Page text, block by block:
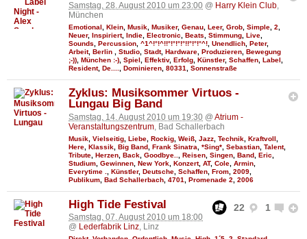
Samstag, 28. August 2010 um 23:00 @ Harry Klein Club,
München
Emotional Klein Musik Musiker, Genau Leer, Grob Simple 2
Neuer, Inspiriert, Indie Electronic Beats Stimmung Live
Sounds
Percussion ^1^!°!^!!°!°!°!°!!°!°!°^! Unendlich Peter,
Arbeit, Berlin Studio Stadt, Hardware Produzieren Bewegung
;-)) München :-) Spiel Effektiv, Erfolg Künstler, Schaffen Label
Resident, De.... Dominieren 80331 Sonnenstraße
Zyklus: Musiksommer Virtuos -
Lungau Big Band
Samstag, 14. August 2010 um 19:30 @ Atrium -
Veranstaltungszentrum , Bad Schallerbach
Musik Vielseitig Liebe Rockig Weiß Jazz Technik Kraftvoll
Here Klassik Big Band Frank Sinatra *Sing* Sebastian Talent,
Tribute Herzen Back Goodbye.. Reisen Singen Band Eric
Studium Gewinnen New York Konzert, AT, Cole Armin
Everytime .
Künstler, Deutsche Schaffen From 2009
Publikum Bad Schallerbach 4701 Promenade 2 2006
22 1
High Tide Festival
Samstag, 07. August 2010 um 18:00
@ Lederfabrik Linz, Linz